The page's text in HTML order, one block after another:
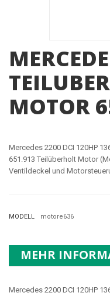
MOTOR
Mercedes 2200 DCI 120HP
651.913 Teilüberholt Motor
Ventildeckel und
MODELL motore636
MEHR
Mercedes 2200 DCI 120HP